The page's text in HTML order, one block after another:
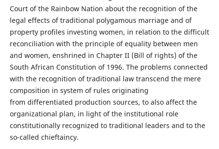
Court of the Rainbow Nation about the recognition of the
legal effects of traditional polygamous marriage and of
property profiles investing women, in relation to the difficult
reconciliation with the principle of equality between men
and women, enshrined in Chapter II (Bill of rights) of the
South African Constitution of 1996. The problems connected
with the recognition of traditional law transcend the mere
composition in system of rules originating
from differentiated production sources, to also affect the
organizational plan, in light of the institutional role
constitutionally recognized to traditional leaders and to the
so-called chieftaincy.